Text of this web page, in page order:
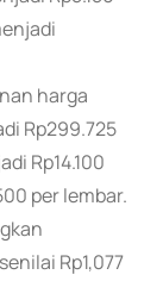
harga
Rp299.725
Rp14.100
per lembar.
Rp1,077